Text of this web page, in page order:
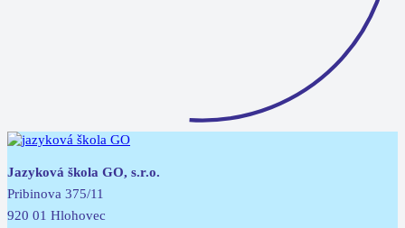
Jazyková škola GO, s.r.o.
Pribinova 375/11
920 01 Hlohovec